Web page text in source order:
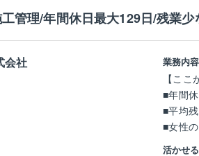
いずれ
れた雰
質問で
中途入
とがで
〈男女
≪商品
ます。
※近県
までは
◎管理
当者
◎受注
制を築
管理/年間休日最大129日/残業少
会社 業務内容
【ここ
■年間
■平均
■女性
0％
活かせ